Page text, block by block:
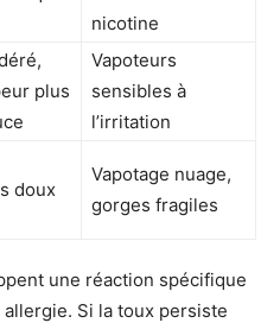
nicotine
plus
Vapoteurs
sensibles à
l’irritation
doux
Vapotage nuage,
gorges fragiles
une réaction spécifique
allergie. Si la toux persiste